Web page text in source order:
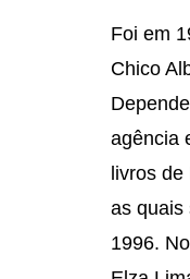
Foi em
Chico
agência
livros de
as quais
1996.